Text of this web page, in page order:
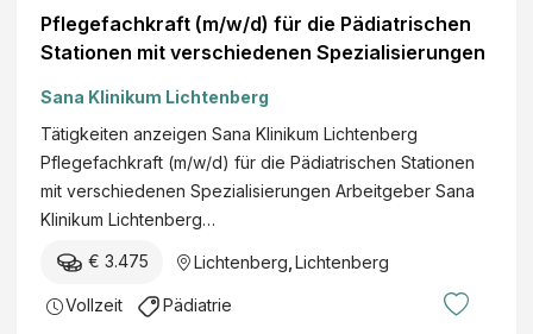
Pflegefachkraft (m/w/d) für die Pädiatrischen
Stationen mit verschiedenen Spezialisierungen
Sana Klinikum Lichtenberg
Tätigkeiten anzeigen Sana Klinikum Lichtenberg
Pflegefachkraft (m/w/d) für die Pädiatrischen Stationen
mit verschiedenen Spezialisierungen Arbeitgeber Sana
Klinikum Lichtenberg…
€ 3.475 Lichtenberg Lichtenberg
Vollzeit Pädiatrie